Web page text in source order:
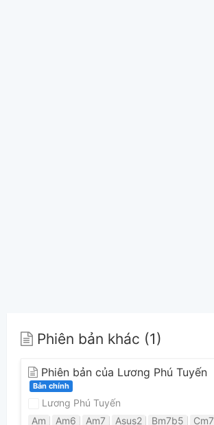
Phiên bản khác (1)
Phiên bản của Lương Phú Tuyến
Bản chính
Lương Phú Tuyến
Am Am6 Am7 Asus2 Bm7b5 Cm7